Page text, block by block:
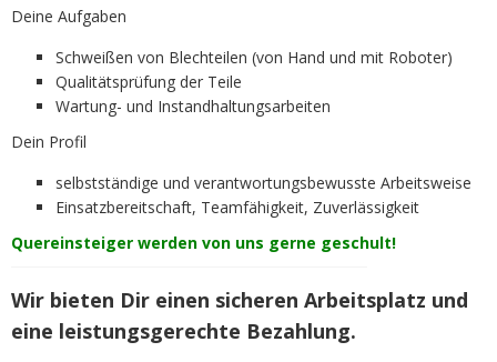
Deine Aufgaben
Schweißen von Blechteilen (von Hand und mit Roboter)
Qualitätsprüfung der Teile
Wartung- und Instandhaltungsarbeiten
Dein Profil
selbstständige und verantwortungsbewusste Arbeitsweise
Einsatzbereitschaft, Teamfähigkeit, Zuverlässigkeit
Quereinsteiger werden von uns gerne geschult!
Wir bieten Dir einen sicheren Arbeitsplatz und
eine leistungsgerechte Bezahlung.